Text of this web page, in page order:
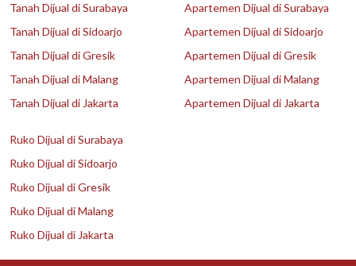
Tanah Dijual di Surabaya
Tanah Dijual di Sidoarjo
Tanah Dijual di Gresik
Tanah Dijual di Malang
Tanah Dijual di Jakarta
Apartemen Dijual di Surabaya
Apartemen Dijual di Sidoarjo
Apartemen Dijual di Gresik
Apartemen Dijual di Malang
Apartemen Dijual di Jakarta
Ruko Dijual di Surabaya
Ruko Dijual di Sidoarjo
Ruko Dijual di Gresik
Ruko Dijual di Malang
Ruko Dijual di Jakarta